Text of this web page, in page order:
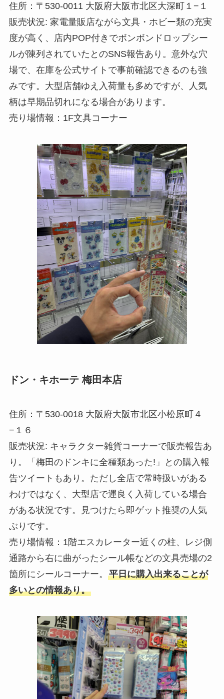
住所：〒530-0011 大阪府大阪市北区大深町１−１
販売状況: 家電量販店ながら文具・ホビー類の充実
度が高く、店内POP付きでボンボンドロップシー
ルが陳列されていたとのSNS報告あり。意外な穴
場で、在庫を公式サイトで事前確認できるのも強
みです。大型店舗ゆえ入荷量も多めですが、人気
柄は早期品切れになる場合があります。
売り場情報：1F文具コーナー
ドン・キホーテ 梅田本店
住所：〒530-0018 大阪府大阪市北区小松原町４
−１６
販売状況: キャラクター雑貨コーナーで販売報告あ
り。「梅田のドンキに全種類あった!」との購入報
告ツイートもあり。ただし全店で常時扱いがある
わけではなく、大型店で運良く入荷している場合
がある状況です。見つけたら即ゲット推奨の人気
ぶりです。
売り場情報：1階エスカレーター近くの柱、レジ側
通路から右に曲がったシール帳などの文具売場の2
箇所にシールコーナー。 平日に購入出来ることが
多いとの情報あり。